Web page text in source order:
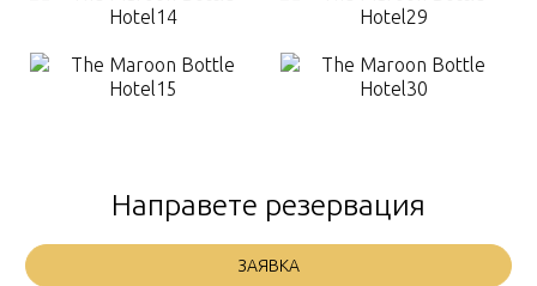
Направете резервация
ЗАЯВКА